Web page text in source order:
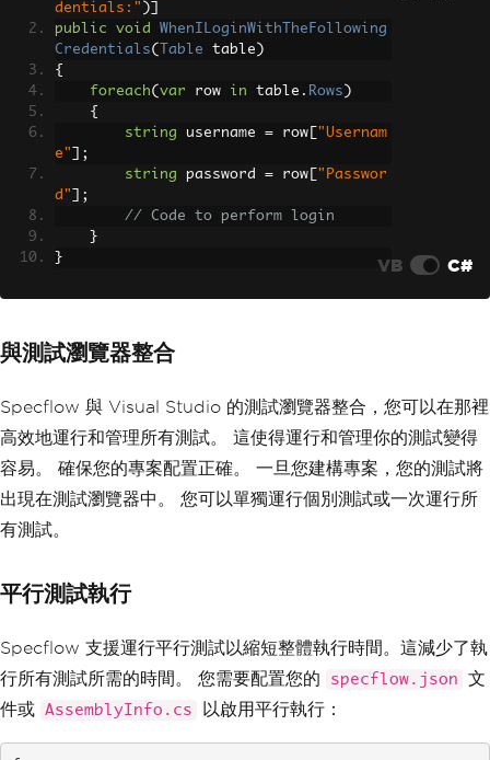
dentials:" )]
public
void
WhenILoginWithTheFollowing
Credentials( Table table )
{
foreach( var row in table . Rows )
{
string username = row
"Usernam
e"
];
string password = row
"Passwor
d"
];
// Code to perform login
}
}
VB C#
與測試瀏覽器整合
Specflow 與 Visual Studio 的測試瀏覽器整合，您可以在那裡
高效地運行和管理所有測試。 這使得運行和管理你的測試變得
容易。 確保您的專案配置正確。 一旦您建構專案，您的測試將
出現在測試瀏覽器中。 您可以單獨運行個別測試或一次運行所
有測試。
平行測試執行
Specflow 支援運行平行測試以縮短整體執行時間。這減少了執
行所有測試所需的時間。 您需要配置您的
specflow.json
文
件或 AssemblyInfo.cs 以啟用平行執行：